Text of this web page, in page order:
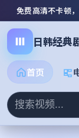
免费高清不卡顿
日韩经典
首页